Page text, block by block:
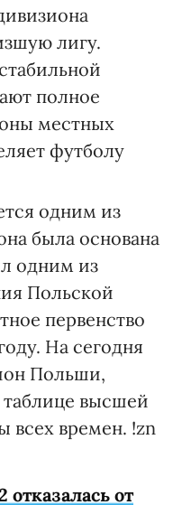
лигу.
полное
местных
футболу
одним из
была основана
одним из
Польской
первенство
На сегодня
Польши,
таблице высшей
всех времен. !zn
от